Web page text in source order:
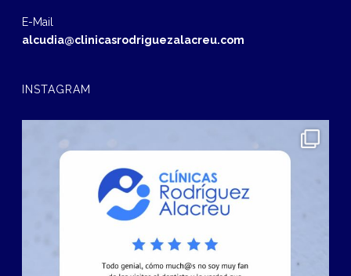
E-Mail
alcudia@clinicasrodriguezalacreu.com
INSTAGRAM